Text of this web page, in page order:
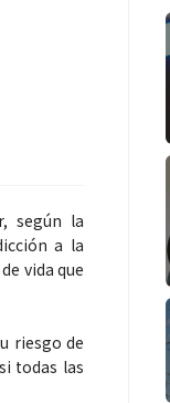
según la
a la
vida que
riesgo de
todas las